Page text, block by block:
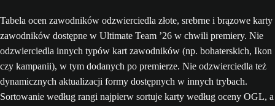
Tabela ocen zawodników odzwierciedla złote, srebrne i brązowe karty
zawodników dostępne w Ultimate Team ’26 w chwili premiery. Nie
odzwierciedla innych typów kart zawodników (np. bohaterskich, Ikon
czy kampanii), w tym dodanych po premierze. Nie odzwierciedla też
dynamicznych aktualizacji formy dostępnych w innych trybach.
Sortowanie według rangi najpierw sortuje karty według oceny OGL, a